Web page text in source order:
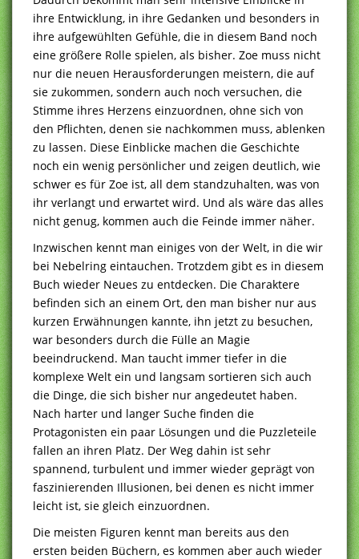
ihre Entwicklung, in ihre Gedanken und besonders in
ihre aufgewühlten Gefühle, die in diesem Band noch
eine größere Rolle spielen, als bisher. Zoe muss nicht
nur die neuen Herausforderungen meistern, die auf
sie zukommen, sondern auch noch versuchen, die
Stimme ihres Herzens einzuordnen, ohne sich von
den Pflichten, denen sie nachkommen muss, ablenken
zu lassen. Diese Einblicke machen die Geschichte
noch ein wenig persönlicher und zeigen deutlich, wie
schwer es für Zoe ist, all dem standzuhalten, was von
ihr verlangt und erwartet wird. Und als wäre das alles
nicht genug, kommen auch die Feinde immer näher.
Inzwischen kennt man einiges von der Welt, in die wir
bei Nebelring eintauchen. Trotzdem gibt es in diesem
Buch wieder Neues zu entdecken. Die Charaktere
befinden sich an einem Ort, den man bisher nur aus
kurzen Erwähnungen kannte, ihn jetzt zu besuchen,
war besonders durch die Fülle an Magie
beeindruckend. Man taucht immer tiefer in die
komplexe Welt ein und langsam sortieren sich auch
die Dinge, die sich bisher nur angedeutet haben.
Nach harter und langer Suche finden die
Protagonisten ein paar Lösungen und die Puzzleteile
fallen an ihren Platz. Der Weg dahin ist sehr
spannend, turbulent und immer wieder geprägt von
faszinierenden Illusionen, bei denen es nicht immer
leicht ist, sie gleich einzuordnen.
Die meisten Figuren kennt man bereits aus den
ersten beiden Büchern, es kommen aber auch wieder